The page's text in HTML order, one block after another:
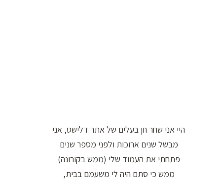
היי אני שחר חן בעלים של אתר דלישס, אני
מבשל שנים ארוכות ולפני מספר שנים
פתחתי את העמוד שלי (ממש בקורונה)
ממש כי סתם היה לי משעמם בבית,